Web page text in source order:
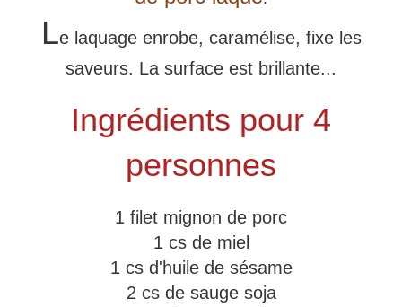
Le laquage enrobe, caramélise, fixe les
saveurs. La surface est brillante...
Ingrédients pour 4
personnes
1 filet mignon de porc
1 cs de miel
1 cs d'huile de sésame
2 cs de sauge soja